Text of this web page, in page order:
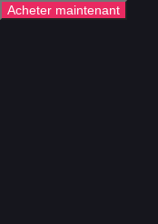
Acheter maintenant